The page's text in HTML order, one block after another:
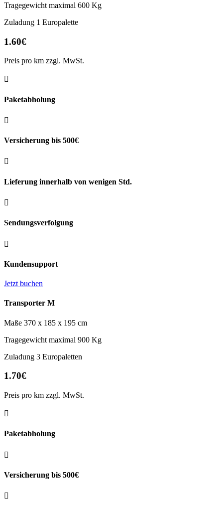
Tragegewicht maximal 600 Kg
Zuladung 1 Europalette
1.60€
Preis pro km zzgl. MwSt.

Paketabholung

Versicherung bis 500€

Lieferung innerhalb von wenigen Std.

Sendungsverfolgung

Kundensupport
Jetzt buchen
Transporter M
Maße 370 x 185 x 195 cm
Tragegewicht maximal 900 Kg
Zuladung 3 Europaletten
1.70€
Preis pro km zzgl. MwSt.

Paketabholung

Versicherung bis 500€
